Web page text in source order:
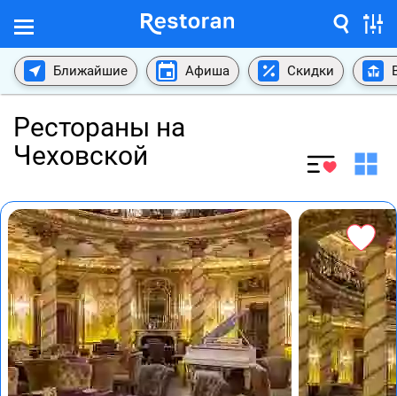
Ближайшие Афиша Скидки
Рестораны на
Чеховской